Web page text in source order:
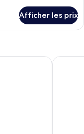
Afficher les prix
Costa